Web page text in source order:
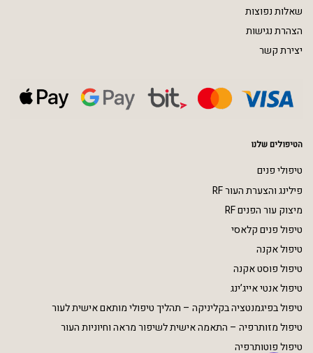
שאלות נפוצות
הצהרת נגישות
יצירת קשר
הטיפולים שלנו
טיפולי פנים
פילינג והצערת העור RF
מיצוק עור הפנים RF
טיפול פנים קלאסי
טיפול אקנה
טיפול פוסט אקנה
טיפול אנטי אייג’ינג
טיפול בפיגמנטציה בקליניקה – תהליך טיפולי מותאם אישית לעור
טיפול מזותרפיה – התאמה אישית לשיפור מראה וחיוניות העור
טיפול פוטותרפיה